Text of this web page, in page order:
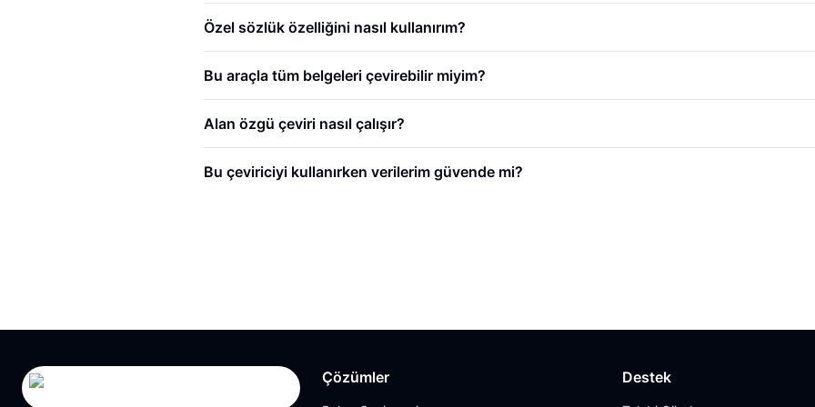
Özel sözlük özelliğini nasıl kullanırım?
Bu araçla tüm belgeleri çevirebilir miyim?
Alan özgü çeviri nasıl çalışır?
Bu çeviriciyi kullanırken verilerim güvende mi?
Çözümler Destek